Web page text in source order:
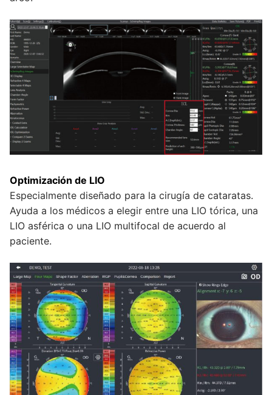
Optimización de LIO
Especialmente diseñado para la cirugía de cataratas.
Ayuda a los médicos a elegir entre una LIO tórica, una
LIO asférica o una LIO multifocal de acuerdo al
paciente.